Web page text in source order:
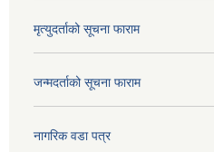
मृत्युदर्ताको सूचना फाराम
जन्मदर्ताको सूचना फाराम
नागरिक वडा पत्र